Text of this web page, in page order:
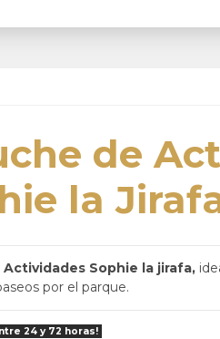
de
la
Sophie la jirafa,
por el parque.
24 y 72 horas!